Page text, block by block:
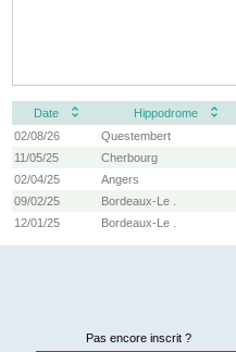
Date Hippodrome
02/08/26
Questembert
11/05/25
Cherbourg
02/04/25
Angers
09/02/25
Bordeaux-Le .
12/01/25
Bordeaux-Le .
Pas encore inscrit ?